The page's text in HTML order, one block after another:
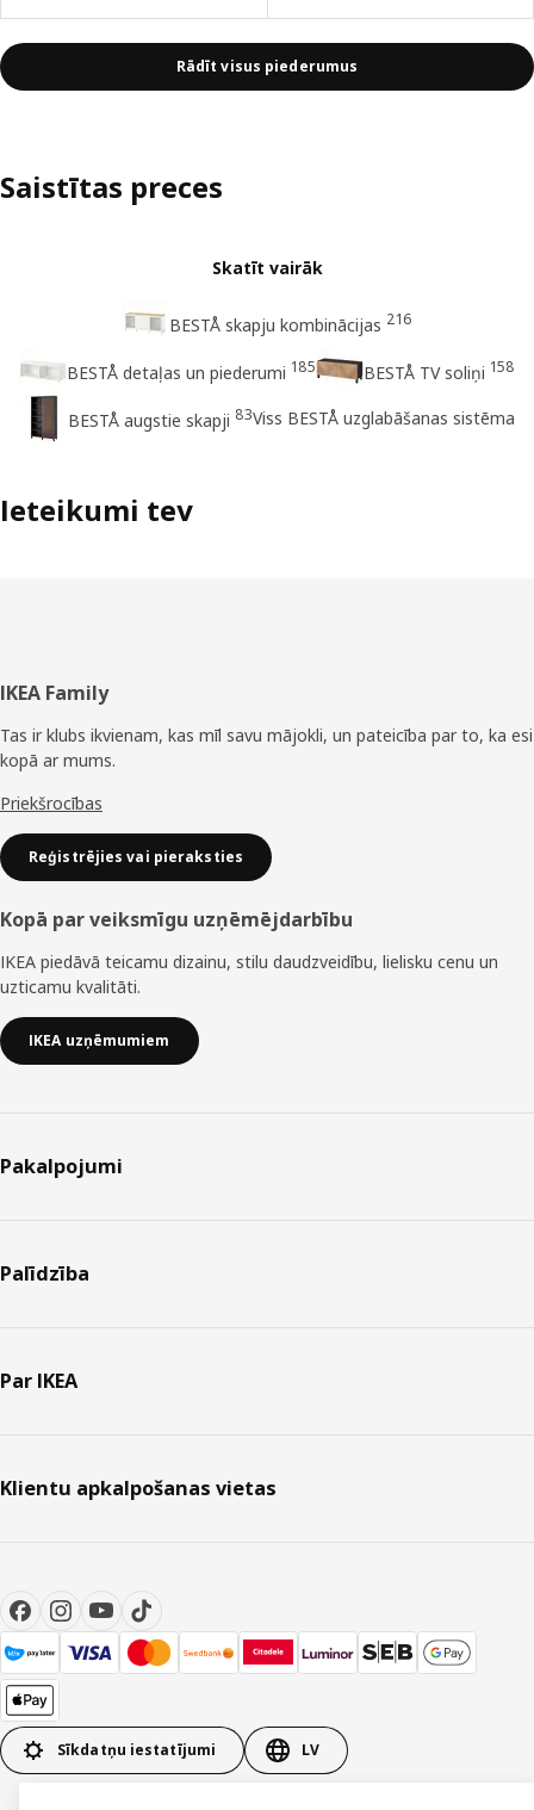
Rādīt visus piederumus
Saistītas preces
Skatīt vairāk
BESTÅ skapju kombinācijas 216
BESTÅ detaļas un piederumi 185 BESTÅ TV soliņi 158
BESTÅ augstie skapji 83Viss BESTÅ uzglabāšanas sistēma
Ieteikumi tev
Kājene
IKEA Family
Tas ir klubs ikvienam, kas mīl savu mājokli, un pateicība par to, ka esi
kopā ar mums.
Priekšrocības
Reģistrējies vai pieraksties
Kopā par veiksmīgu uzņēmējdarbību
IKEA piedāvā teicamu dizainu, stilu daudzveidību, lielisku cenu un
uzticamu kvalitāti.
IKEA uzņēmumiem
Pakalpojumi
Palīdzība
Par IKEA
Klientu apkalpošanas vietas
Sīkdatņu iestatījumi LV